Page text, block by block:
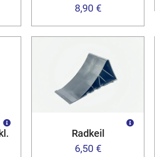
8,90 €
Radkeil
6,50 €